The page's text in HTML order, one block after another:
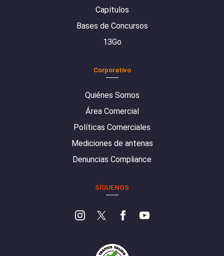
Capítulos
Bases de Concursos
13Go
Corporativo
Quiénes Somos
Área Comercial
Políticas Comerciales
Mediciones de antenas
Denuncias Compliance
SÍGUENOS